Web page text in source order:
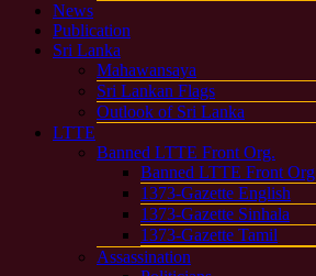
News
Publication
Sri Lanka
Mahawansaya
Sri Lankan Flags
Outlook of Sri Lanka
LTTE
Banned LTTE Front Org.
Banned LTTE Front Org
1373-Gazette English
1373-Gazette Sinhala
1373-Gazette Tamil
Assassination